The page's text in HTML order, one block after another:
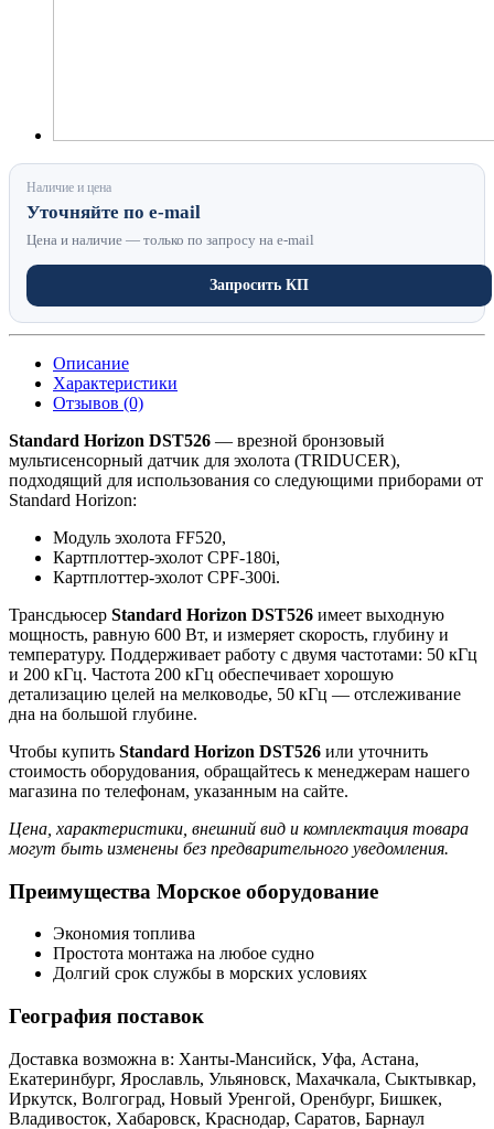
Наличие и цена
Уточняйте по e-mail
Цена и наличие — только по запросу на e-mail
Запросить КП
Описание
Характеристики
Отзывов (0)
Standard Horizon DST526 — врезной бронзовый
мультисенсорный датчик для эхолота (TRIDUCER),
подходящий для использования со следующими приборами от
Standard Horizon:
Модуль эхолота FF520,
Картплоттер-эхолот CPF-180i,
Картплоттер-эхолот CPF-300i.
Трансдьюсер Standard Horizon DST526 имеет выходную
мощность, равную 600 Вт, и измеряет скорость, глубину и
температуру. Поддерживает работу с двумя частотами: 50 кГц
и 200 кГц. Частота 200 кГц обеспечивает хорошую
детализацию целей на мелководье, 50 кГц — отслеживание
дна на большой глубине.
Чтобы купить Standard Horizon DST526 или уточнить
стоимость оборудования, обращайтесь к менеджерам нашего
магазина по телефонам, указанным на сайте.
Цена, характеристики, внешний вид и комплектация товара
могут быть изменены без предварительного уведомления.
Преимущества Морское оборудование
Экономия топлива
Простота монтажа на любое судно
Долгий срок службы в морских условиях
География поставок
Доставка возможна в: Ханты-Мансийск, Уфа, Астана,
Екатеринбург, Ярославль, Ульяновск, Махачкала, Сыктывкар,
Иркутск, Волгоград, Новый Уренгой, Оренбург, Бишкек,
Владивосток, Хабаровск, Краснодар, Саратов, Барнаул